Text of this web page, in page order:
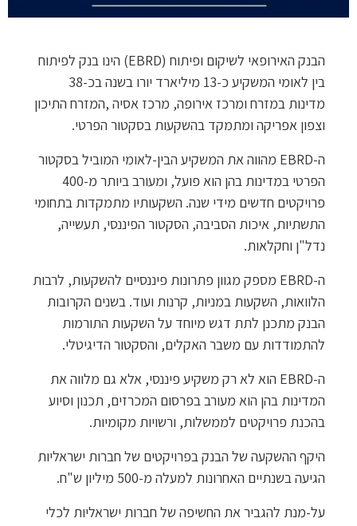
הבנק האירופאי לשיקום ופיתוח (EBRD) הינו בנק לפיתוח
בין לאומי המשקיע כ-13 מיליארד יורו בשנה בכ-38
מדינות במזרח ומרכז אירופה, מרכז אסיה ,המזרח התיכון
וצפון אפריקה ומתמקד בהשקעות בסקטור הפרטי.
ה-EBRD מהווה את המשקיע הבין-לאומי המוביל בסקטור
הפרטי במדינות בהן הוא פועל, ומעורב ביותר מ-400
פרויקטים חדשים מידי שנה. השקעותיו מתמקדות בתחומי
התשתיות, איכות הסביבה, הסקטור הפיננסי, תעשייה,
נדל"ן וחקלאות.
ה-EBRD מספק מגוון פתרונות פיננסיים להשקעות, לרבות
הלוואות, השקעות במניות, קרנות ועוד. בשנים הקרובות
הבנק מתכנן לתת דגש מיוחד על השקעות התורמות
להתמודדות עם משבר האקלים, והסקטור הדיגיטלי.
ה-EBRD הוא לא רק משקיע פיננסי, אלא גם מלווה את
המדינות בהן הוא מעורב בפרסום המכרזים, תכנון וסיוע
בהכנת פרויקטים לממשלות, ורשויות מקומיות.
היקף ההשקעה של הבנק בפרויקטים של חברות ישראליות
הגיעה בשנתיים האחרונות למעלה מ-500 מיליון ש"ח.
על-מנת להגביר את החשיפה של חברות ישראליות לכלי